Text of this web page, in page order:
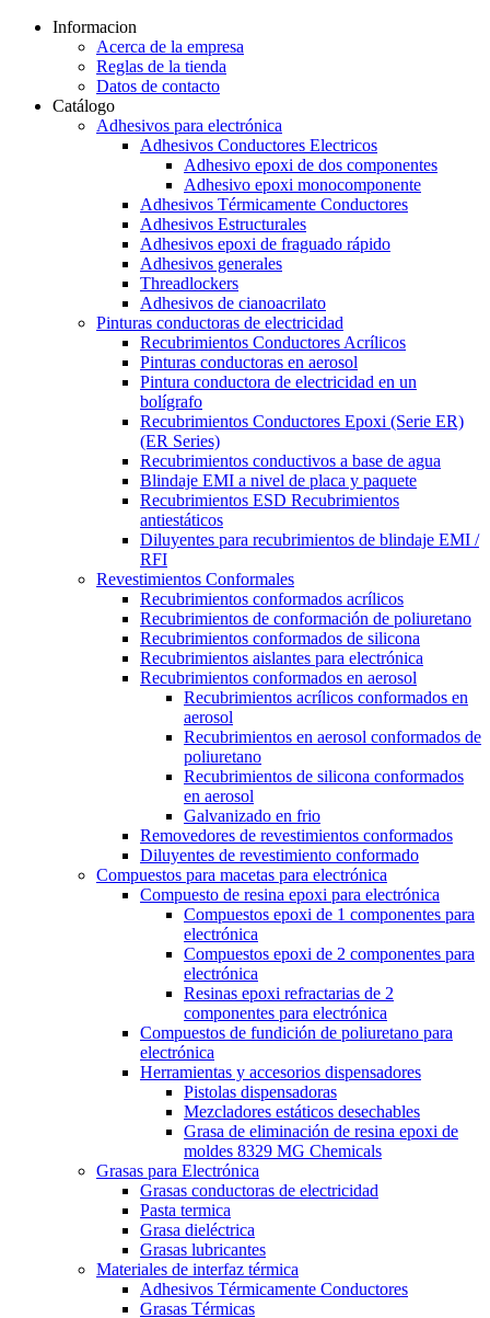
Informacion
Acerca de la empresa
Reglas de la tienda
Datos de contacto
Catálogo
Adhesivos para electrónica
Adhesivos Conductores Electricos
Adhesivo epoxi de dos componentes
Adhesivo epoxi monocomponente
Adhesivos Térmicamente Conductores
Adhesivos Estructurales
Adhesivos epoxi de fraguado rápido
Adhesivos generales
Threadlockers
Adhesivos de cianoacrilato
Pinturas conductoras de electricidad
Recubrimientos Conductores Acrílicos
Pinturas conductoras en aerosol
Pintura conductora de electricidad en un
bolígrafo
Recubrimientos Conductores Epoxi (Serie ER)
(ER Series)
Recubrimientos conductivos a base de agua
Blindaje EMI a nivel de placa y paquete
Recubrimientos ESD Recubrimientos
antiestáticos
Diluyentes para recubrimientos de blindaje EMI /
RFI
Revestimientos Conformales
Recubrimientos conformados acrílicos
Recubrimientos de conformación de poliuretano
Recubrimientos conformados de silicona
Recubrimientos aislantes para electrónica
Recubrimientos conformados en aerosol
Recubrimientos acrílicos conformados en
aerosol
Recubrimientos en aerosol conformados de
poliuretano
Recubrimientos de silicona conformados
en aerosol
Galvanizado en frio
Removedores de revestimientos conformados
Diluyentes de revestimiento conformado
Compuestos para macetas para electrónica
Compuesto de resina epoxi para electrónica
Compuestos epoxi de 1 componentes para
electrónica
Compuestos epoxi de 2 componentes para
electrónica
Resinas epoxi refractarias de 2
componentes para electrónica
Compuestos de fundición de poliuretano para
electrónica
Herramientas y accesorios dispensadores
Pistolas dispensadoras
Mezcladores estáticos desechables
Grasa de eliminación de resina epoxi de
moldes 8329 MG Chemicals
Grasas para Electrónica
Grasas conductoras de electricidad
Pasta termica
Grasa dieléctrica
Grasas lubricantes
Materiales de interfaz térmica
Adhesivos Térmicamente Conductores
Grasas Térmicas